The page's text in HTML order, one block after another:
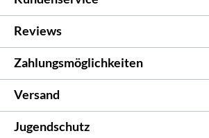
Reviews
Zahlungsmöglichkeiten
Versand
Jugendschutz